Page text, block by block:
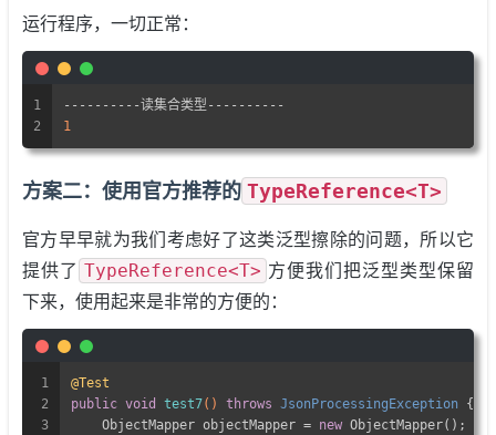
运行程序，一切正常：
1
2
----------读集合类型----------
1
方案二：使用官方推荐的 TypeReference<T>
官方早早就为我们考虑好了这类泛型擦除的问题，所以它
提供了 TypeReference<T> 方便我们把泛型类型保留
下来，使用起来是非常的方便的：
1
2
3
@Test
public void test7() throws JsonProcessingException {
    ObjectMapper objectMapper =
new ObjectMapper();